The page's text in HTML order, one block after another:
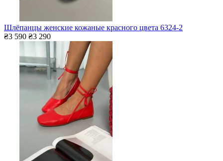
Шлёпанцы женские кожаные красного цвета 6324-2
₴3 590 ₴3 290